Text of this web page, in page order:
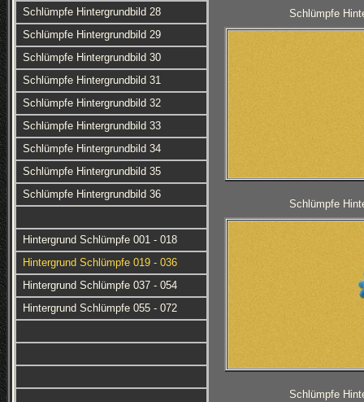
Schlümpfe Hintergrundbild 28
Schlümpfe Hintergrundbild 29
Schlümpfe Hintergrundbild 30
Schlümpfe Hintergrundbild 31
Schlümpfe Hintergrundbild 32
Schlümpfe Hintergrundbild 33
Schlümpfe Hintergrundbild 34
Schlümpfe Hintergrundbild 35
Schlümpfe Hintergrundbild 36
Hintergrund Schlümpfe 001 - 018
Hintergrund Schlümpfe 019 - 036
Hintergrund Schlümpfe 037 - 054
Hintergrund Schlümpfe 055 - 072
Schlümpfe
Schlümpfe
Schlümpfe